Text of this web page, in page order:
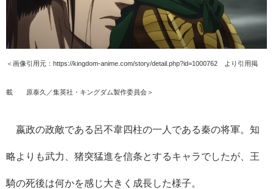
＜画像引用元：https://kingdom-anime.com/story/detail.php?id=1000762 より引用掲
載 ©原泰久／集英社・キングダム製作委員会＞
嬴政の政敵である呂不韋四柱の一人である秦の将軍。知
略よりも武力、猪突猛進を信条とするキャラでしたが、王
騎の死後は何かを感じ大きく成長した様子。